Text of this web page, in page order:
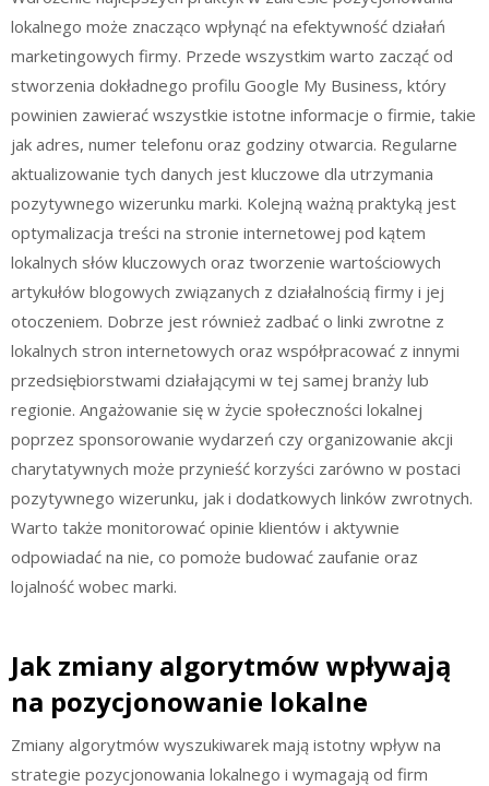
lokalnego może znacząco wpłynąć na efektywność działań
marketingowych firmy. Przede wszystkim warto zacząć od
stworzenia dokładnego profilu Google My Business, który
powinien zawierać wszystkie istotne informacje o firmie, takie
jak adres, numer telefonu oraz godziny otwarcia. Regularne
aktualizowanie tych danych jest kluczowe dla utrzymania
pozytywnego wizerunku marki. Kolejną ważną praktyką jest
optymalizacja treści na stronie internetowej pod kątem
lokalnych słów kluczowych oraz tworzenie wartościowych
artykułów blogowych związanych z działalnością firmy i jej
otoczeniem. Dobrze jest również zadbać o linki zwrotne z
lokalnych stron internetowych oraz współpracować z innymi
przedsiębiorstwami działającymi w tej samej branży lub
regionie. Angażowanie się w życie społeczności lokalnej
poprzez sponsorowanie wydarzeń czy organizowanie akcji
charytatywnych może przynieść korzyści zarówno w postaci
pozytywnego wizerunku, jak i dodatkowych linków zwrotnych.
Warto także monitorować opinie klientów i aktywnie
odpowiadać na nie, co pomoże budować zaufanie oraz
lojalność wobec marki.
Jak zmiany algorytmów wpływają
na pozycjonowanie lokalne
Zmiany algorytmów wyszukiwarek mają istotny wpływ na
strategie pozycjonowania lokalnego i wymagają od firm